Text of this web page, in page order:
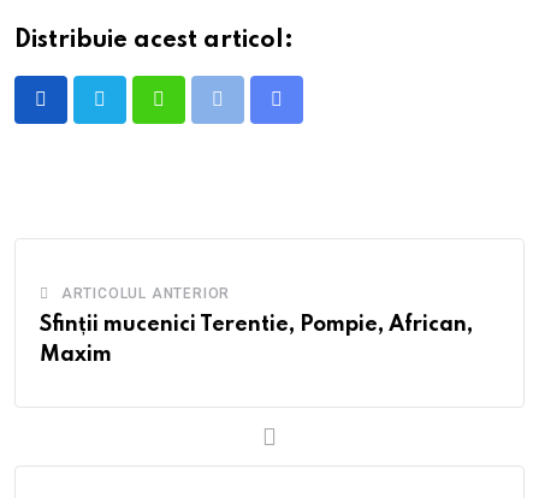
Distribuie acest articol:
ARTICOLUL ANTERIOR
Sfinții mucenici Terentie, Pompie, African,
Maxim